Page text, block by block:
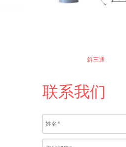
斜三通
联系我们